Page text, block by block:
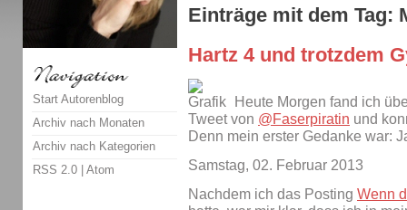
Einträge mit dem Tag:
Hartz 4 und trotzdem
Heute Morgen fand ich
Tweet von @Faserpiratin und
Denn mein erster Gedanke war:
Samstag, 02. Februar 2013
Nachdem ich das Posting Wenn
Start Autorenblog
Archiv nach Monaten
Archiv nach Kategorien
RSS 2.0 | Atom